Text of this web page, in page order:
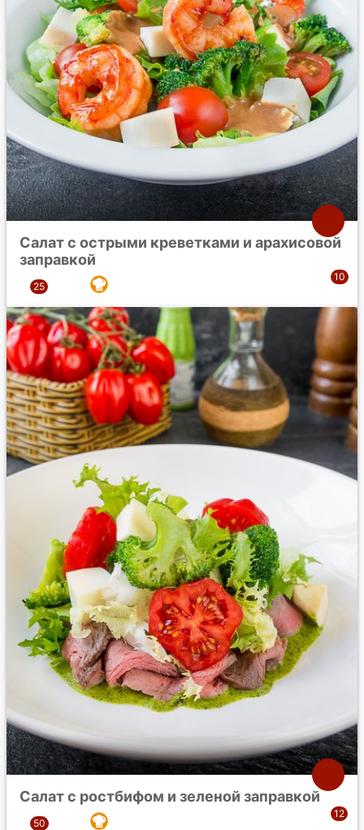
Салат с острыми креветками и арахисовой
заправкой
Салат с ростбифом и зеленой заправкой